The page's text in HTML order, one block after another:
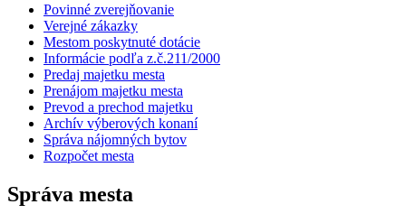
Povinné zverejňovanie
Verejné zákazky
Mestom poskytnuté dotácie
Informácie podľa z.č.211/2000
Predaj majetku mesta
Prenájom majetku mesta
Prevod a prechod majetku
Archív výberových konaní
Správa nájomných bytov
Rozpočet mesta
Správa mesta